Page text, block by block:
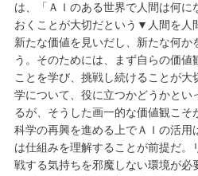
は、「ＡＩのある世界で人間は何に
おくことが大切だという▼人間を人
新たな価値を見いだし、新たな何か
う。そのためには、まず自らの価
ことを学び、挑戦し続けることが
学について、役に立つかどうかとい
るが、そうした画一的な価値観こそ
科学の再興を進める上でＡＩの活用
は仕組みを理解することが前提だ
戦する気持ちを邪魔しない環境が必